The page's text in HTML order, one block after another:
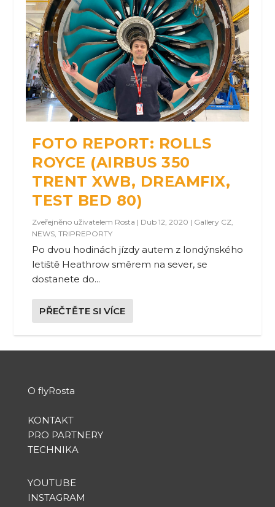
FOTO REPORT: ROLLS
ROYCE (AIRBUS 350
TRENT XWB, DREAMFIX,
TEST BED 80)
Zveřejněno uživatelem Rosta | Dub 12, 2020 | Gallery CZ
NEWS ,TRIPREPORTY
Po dvou hodinách jízdy autem z londýnského
letiště Heathrow směrem na sever, se
dostanete do...
PŘEČTĚTE SI VÍCE
O flyRosta
KONTAKT
PRO PARTNERY
TECHNIKA
YOUTUBE
INSTAGRAM